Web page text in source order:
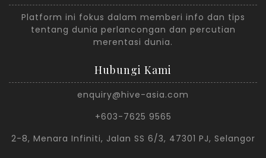
Platform ini fokus dalam memberi info dan tips
tentang dunia perlancongan dan percutian
merentasi dunia.
Hubungi Kami
enquiry@hive-asia.com
+603-7625 9565
2-8, Menara Infiniti, Jalan SS 6/3, 47301 PJ, Selangor